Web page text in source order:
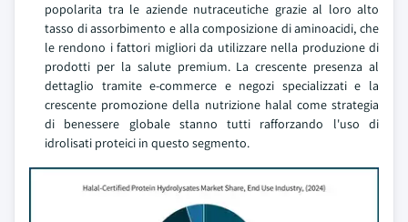
popolarita tra le aziende nutraceutiche grazie al loro alto
tasso di assorbimento e alla composizione di aminoacidi, che
le rendono i fattori migliori da utilizzare nella produzione di
prodotti per la salute premium. La crescente presenza al
dettaglio tramite e-commerce e negozi specializzati e la
crescente promozione della nutrizione halal come strategia
di benessere globale stanno tutti rafforzando l'uso di
idrolisati proteici in questo segmento.